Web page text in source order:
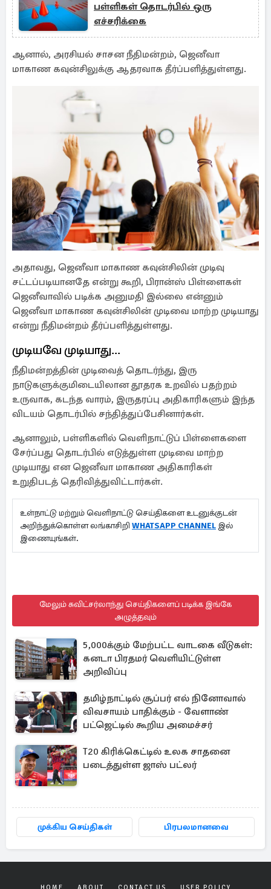
பள்ளிகள் தொடர்பில் ஒரு
எச்சரிக்கை
ஆனால், அரசியல் சாசன நீதிமன்றம், ஜெனீவா
மாகாண கவுன்சிலுக்கு ஆதரவாக தீர்ப்பளித்துள்ளது.
அதாவது, ஜெனீவா மாகாண கவுன்சிலின் முடிவு
சட்டப்படியானதே என்று கூறி, பிரான்ஸ் பிள்ளைகள்
ஜெனீவாவில் படிக்க அனுமதி இல்லை என்னும்
ஜெனீவா மாகாண கவுன்சிலின் முடிவை மாற்ற முடியாது
என்று நீதிமன்றம் தீர்ப்பளித்துள்ளது.
முடியவே முடியாது...
நீதிமன்றத்தின் முடிவைத் தொடர்ந்து, இரு
நாடுகளுக்குமிடையிலான தூதரக உறவில் பதற்றம்
உருவாக, கடந்த வாரம், இருதரப்பு அதிகாரிகளும் இந்த
விடயம் தொடர்பில் சந்தித்துப்பேசினார்கள்.
ஆனாலும், பள்ளிகளில் வெளிநாட்டுப் பிள்ளைகளை
சேர்ப்பது தொடர்பில் எடுத்துள்ள முடிவை மாற்ற
முடியாது என ஜெனீவா மாகாண அதிகாரிகள்
உறுதிபடத் தெரிவித்துவிட்டார்கள்.
உள்நாட்டு மற்றும் வெளிநாட்டு செய்திகளை உடனுக்குடன்
அறிந்துக்கொள்ள லங்காசிறி WHATSAPP CHANNEL இல்
இணையுங்கள்.
மேலும் சுவிட்சர்லாந்து செய்திகளைப் படிக்க இங்கே
அழுத்தவும்
5,000க்கும் மேற்பட்ட வாடகை வீடுகள்:
கனடா பிரதமர் வெளியிட்டுள்ள
அறிவிப்பு
தமிழ்நாட்டில் சூப்பர் எல் நினோவால்
விவசாயம் பாதிக்கும் - வேளாண்
பட்ஜெட்டில் கூறிய அமைச்சர்
T20 கிரிக்கெட்டில் உலக சாதனை
படைத்துள்ள ஜாஸ் பட்லர்
முக்கிய செய்திகள் பிரபலமானவை